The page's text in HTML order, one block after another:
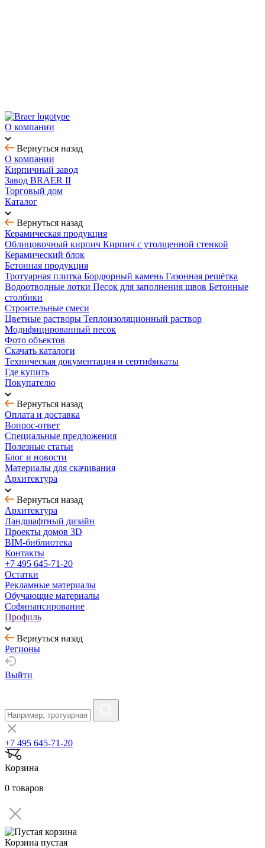
О компании
Вернуться назад
О компании
Кирпичный завод
Завод BRAER II
Торговый дом
Каталог
Вернуться назад
Керамическая продукция
Облицовочный кирпич Кирпич с утолщенной стенкой
Керамический блок
Бетонная продукция
Тротуарная плитка Бордюрный камень Газонная решётка
Водоотводные лотки Песок для заполнения швов Бетонные
столбики
Строительные смеси
Цветные растворы Теплоизоляционный раствор
Модифицированный песок
Фото объектов
Скачать каталоги
Техническая документация и сертификаты
Где купить
Покупателю
Вернуться назад
Оплата и доставка
Вопрос-ответ
Специальные предложения
Полезные статьи
Блог и новости
Материалы для скачивания
Архитектура
Вернуться назад
Архитектура
Ландшафтный дизайн
Проекты домов 3D
BIM-библиотека
Контакты
+7 495 645-71-20
Остатки
Рекламные материалы
Обучающие материалы
Софинансирование
Профиль
Вернуться назад
Регионы
Выйти
+7 495 645-71-20
Корзина
0 товаров
Корзина пустая